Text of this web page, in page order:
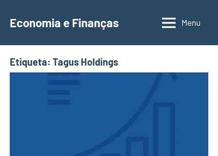
para
conteúdo
Economia e Finanças
Depósitos
IRS,
Finanças
Menu
Etiqueta: Tagus Holdings